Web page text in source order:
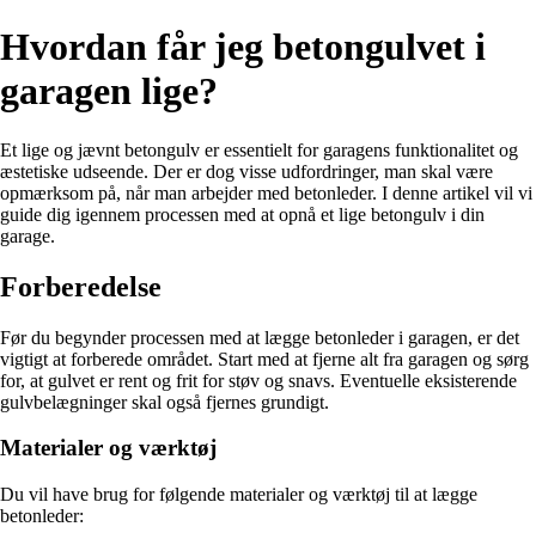
Hvordan får jeg betongulvet i
garagen lige?
Et lige og jævnt betongulv er essentielt for garagens funktionalitet og
æstetiske udseende. Der er dog visse udfordringer, man skal være
opmærksom på, når man arbejder med betonleder. I denne artikel vil vi
guide dig igennem processen med at opnå et lige betongulv i din
garage.
Forberedelse
Før du begynder processen med at lægge betonleder i garagen, er det
vigtigt at forberede området. Start med at fjerne alt fra garagen og sørg
for, at gulvet er rent og frit for støv og snavs. Eventuelle eksisterende
gulvbelægninger skal også fjernes grundigt.
Materialer og værktøj
Du vil have brug for følgende materialer og værktøj til at lægge
betonleder: